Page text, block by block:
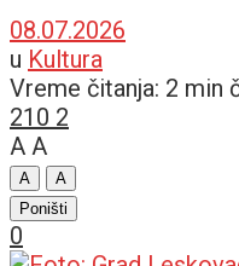
08.07.2026
u Kultura
Vreme čitanja: 2 min
210 2
A A
A
A
Poništi
0